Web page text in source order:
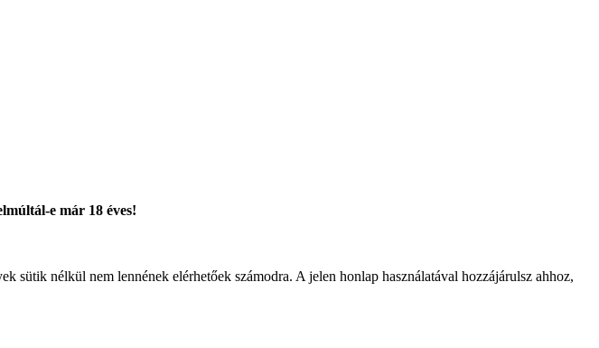
e már 18 éves!
sütik nélkül nem lennének elérhetőek számodra. A jelen honlap használatával hozzájárulsz ahhoz,